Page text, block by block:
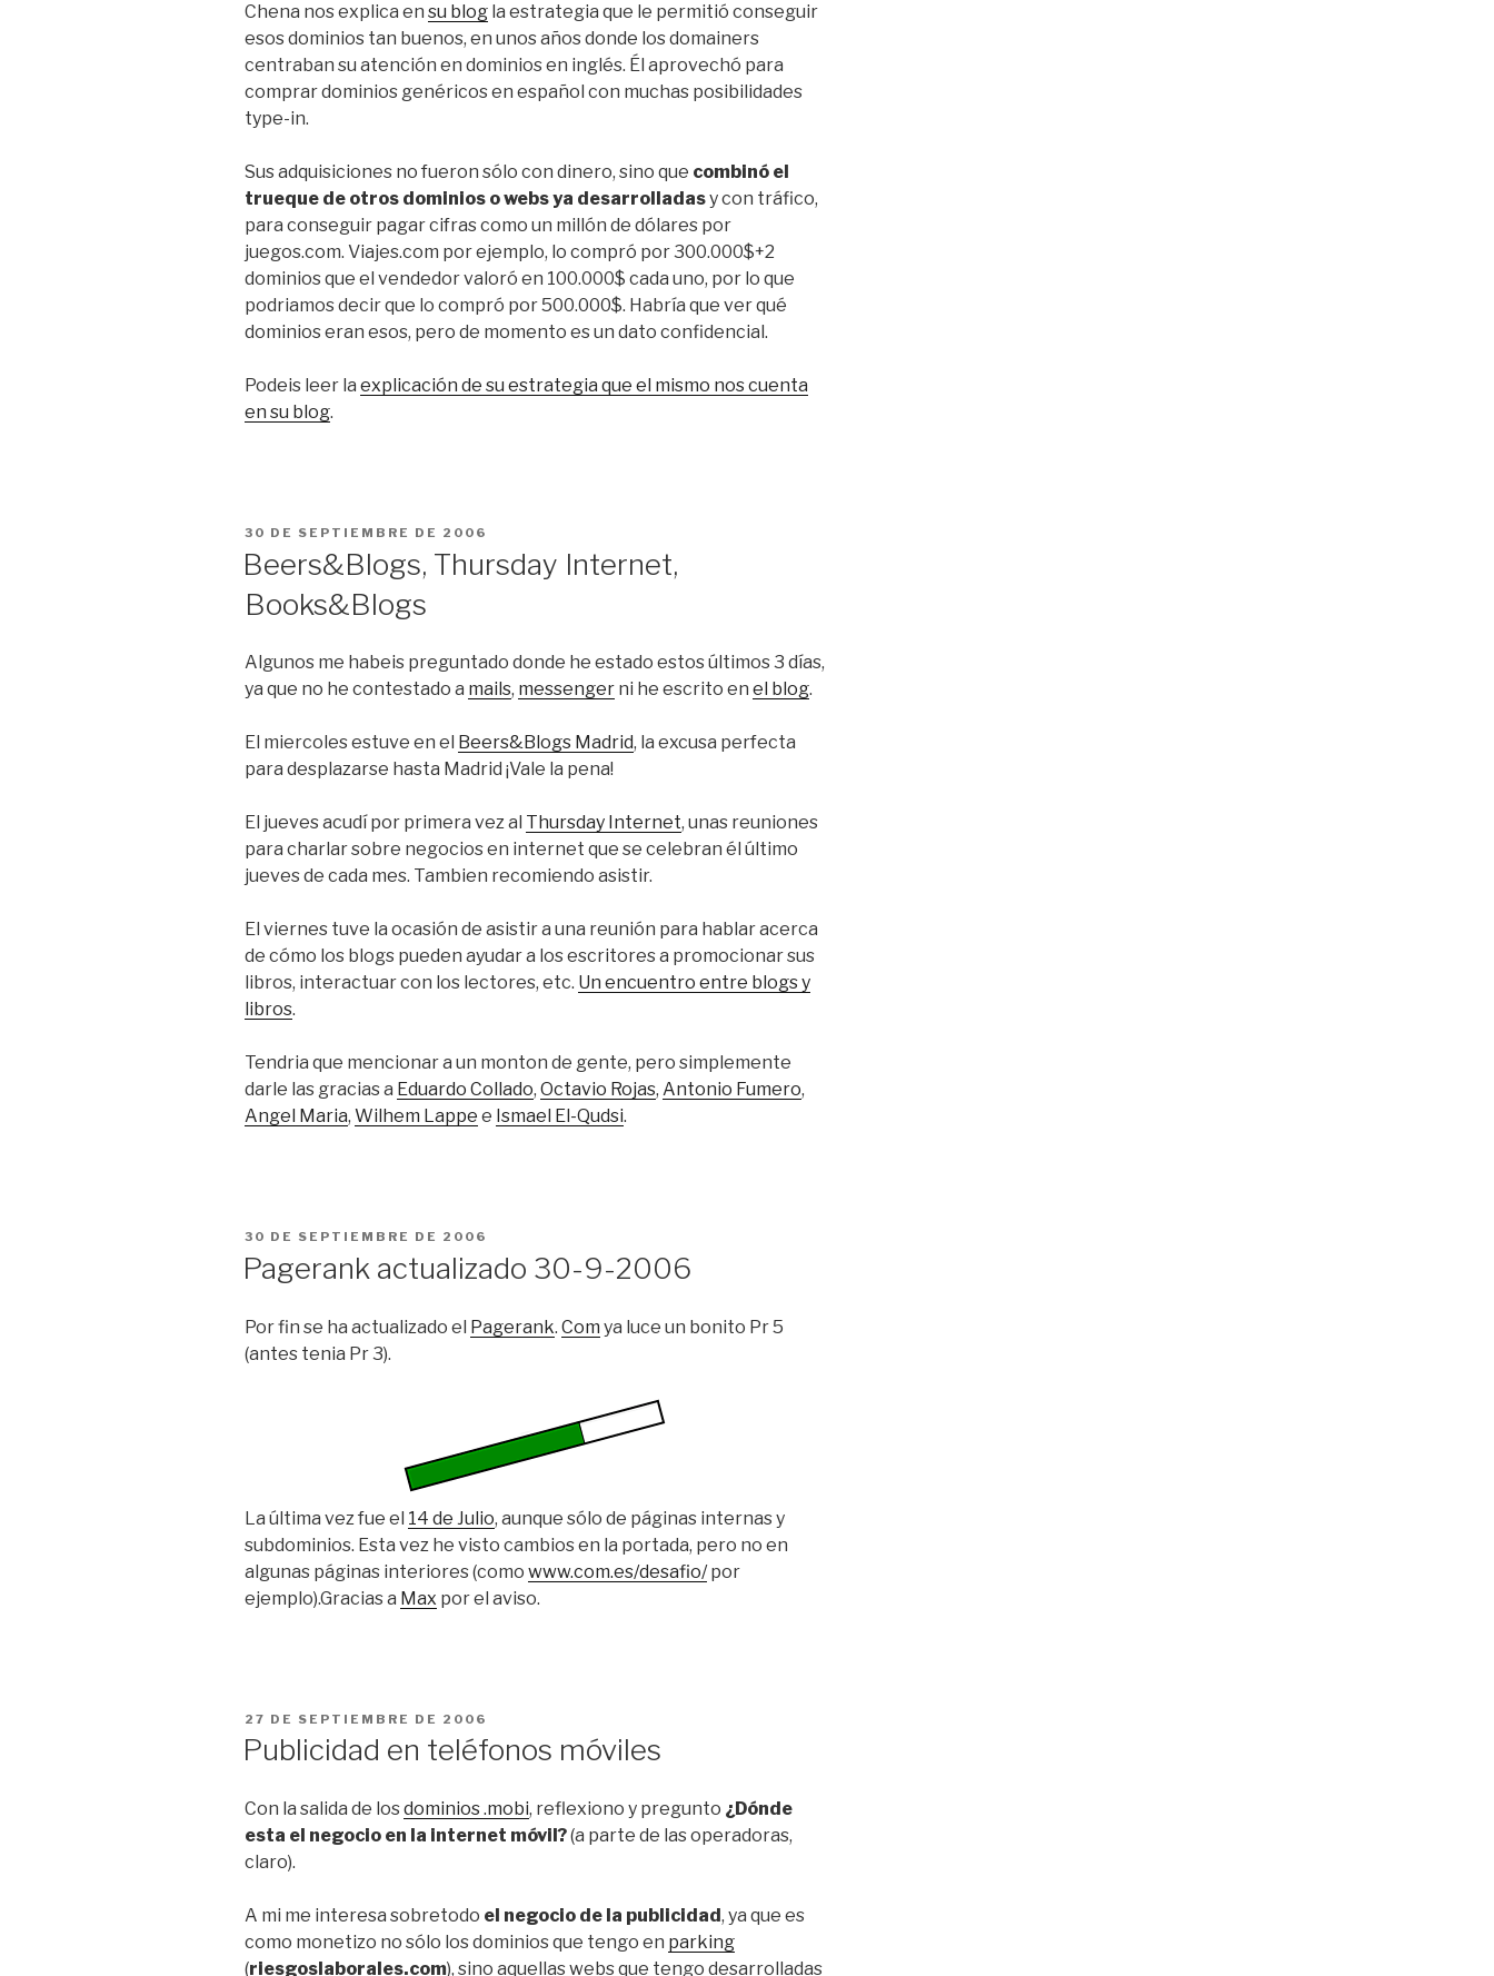
Chena nos explica en su blog la estrategia que le permitió conseguir
esos dominios tan buenos, en unos años donde los domainers
centraban su atención en dominios en inglés. Él aprovechó para
comprar dominios genéricos en español con muchas posibilidades
type-in.
Sus adquisiciones no fueron sólo con dinero, sino que combinó el
trueque de otros dominios o webs ya desarrolladasy con tráfico,
para conseguir pagar cifras como un millón de dólares por
juegos.com. Viajes.com por ejemplo, lo compró por 300.000$+2
dominios que el vendedor valoró en 100.000$ cada uno, por lo que
podriamos decir que lo compró por 500.000$. Habría que ver qué
dominios eran esos, pero de momento es un dato confidencial.
Podeis leer la explicación de su estrategia que el mismo nos cuenta
en su blog.
PUBLICADO
30 DE SEPTIEMBRE DE 2006
Beers&Blogs, Thursday Internet,
Books&Blogs
Algunos me habeis preguntado donde he estado estos últimos 3 días,
ya que no he contestado a mails, messenger ni he escrito en el blog.
El miercoles estuve en el Beers&Blogs Madrid, la excusa perfecta
para desplazarse hasta Madrid ¡Vale la pena!
El jueves acudí por primera vez al Thursday Internet, unas reuniones
para charlar sobre negocios en internet que se celebran él último
jueves de cada mes. Tambien recomiendo asistir.
El viernes tuve la ocasión de asistir a una reunión para hablar acerca
de cómo los blogs pueden ayudar a los escritores a promocionar sus
libros, interactuar con los lectores, etc. Un encuentro entre blogs y
libros.
Tendria que mencionar a un monton de gente, pero simplemente
darle las gracias a Eduardo Collado, Octavio Rojas, Antonio Fumero,
Angel Maria, Wilhem Lappe e Ismael El-Qudsi.
PUBLICADO
30 DE SEPTIEMBRE DE 2006
Pagerank actualizado 30-9-2006
Por fin se ha actualizado el Pagerank. Com ya luce un bonito Pr 5
(antes tenia Pr 3).
La última vez fue el 14 de Julio, aunque sólo de páginas internas y
subdominios. Esta vez he visto cambios en la portada, pero no en
algunas páginas interiores (como www.com.es/desafio/por
ejemplo).Gracias a Max por el aviso.
PUBLICADO
27 DE SEPTIEMBRE DE 2006
Publicidad en teléfonos móviles
Con la salida de losdominios .mobi, reflexiono y pregunto ¿Dónde
esta el negocio en la internet móvil?(a parte de las operadoras,
claro).
A mi me interesa sobretodo el negocio de la publicidad, ya que es
como monetizo no sólo los dominios que tengo en parking
(riesgoslaborales.com), sino aquellas webs que tengo desarrolladas